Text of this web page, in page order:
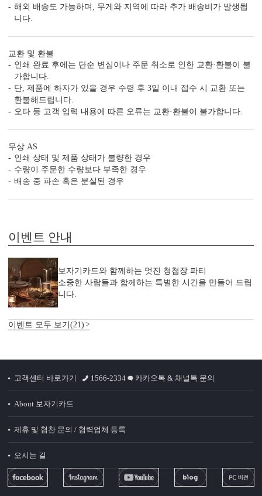
다.
(주문 단계에서 이용하실 수 있는 서비스입니다.)
빠른 제작 서비스
수작업 서비스 수신인 주소 인쇄
청첩장 ‘더’ 할인받는 법
해외 배송도 가능하며, 무게와 지역에 따라 추가 배송비가 발생됩
니다.
교환 및 환불
인쇄 완료 후에는 단순 변심이나 주문 취소로 인한 교환·환불이 불
가합니다.
단, 제품에 하자가 있을 경우 수령 후 3일 이내 접수 시 교환 또는
환불해드립니다.
오타 등 고객 입력 내용에 따른 오류는 교환·환불이 불가합니다.
무상 AS
인쇄 상태 및 제품 상태가 불량한 경우
수량이 주문한 수량보다 부족한 경우
배송 중 파손 혹은 분실된 경우
이벤트 안내
보자기카드와 함께하는 멋진 청첩장 파티
소중한 사람들과 함께하는 특별한 시간을 만들어 드립
니다.
이벤트 모두 보기(21)
고객센터 바로가기 1566-2334 카카오톡 & 채널톡 문의
About 보자기카드
제휴 및 협찬 문의 / 협력업체 등록
오시는 길